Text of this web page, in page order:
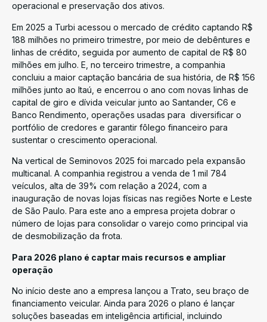
operacional e preservação dos ativos.
Em 2025 a Turbi acessou o mercado de crédito captando R$
188 milhões no primeiro trimestre, por meio de debêntures e
linhas de crédito, seguida por aumento de capital de R$ 80
milhões em julho. E, no terceiro trimestre, a companhia
concluiu a maior captação bancária de sua história, de R$ 156
milhões junto ao Itaú, e encerrou o ano com novas linhas de
capital de giro e dívida veicular junto ao Santander, C6 e
Banco Rendimento, operações usadas para diversificar o
portfólio de credores e garantir fôlego financeiro para
sustentar o crescimento operacional.
Na vertical de Seminovos 2025 foi marcado pela expansão
multicanal. A companhia registrou a venda de 1 mil 784
veículos, alta de 39% com relação a 2024, com a
inauguração de novas lojas físicas nas regiões Norte e Leste
de São Paulo. Para este ano a empresa projeta dobrar o
número de lojas para consolidar o varejo como principal via
de desmobilização da frota.
Para 2026 plano é captar mais recursos e ampliar
operação
No início deste ano a empresa lançou a Trato, seu braço de
financiamento veicular. Ainda para 2026 o plano é lançar
soluções baseadas em inteligência artificial, incluindo